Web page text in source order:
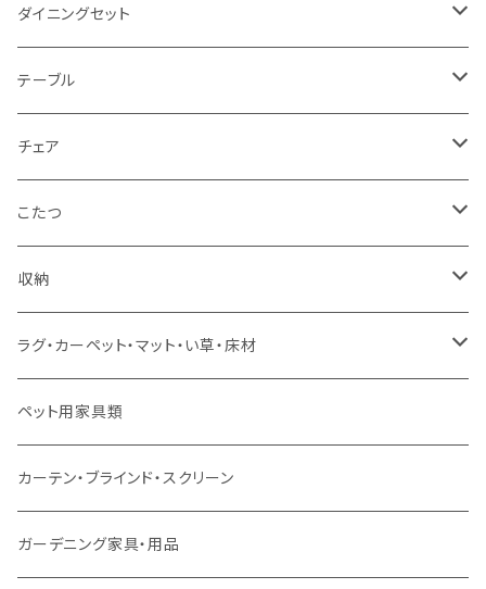
2人掛け
1人掛け
カウチソファ
コーナーソファ
ソファセット
スツール・オットマン
ソファ付属品
クッション・座椅子
シングルサイズ以下（フレームのみ）
セミダブルサイズ（フレームのみ）
ダブルサイズ（フレームのみ）
ワイドダブルサイズ以上（フレームのみ）
シングルサイズ以下（マットレス付）
セミダブルサイズ（マットレス付）
ダブルサイズ（マットレス付）
ダブルサイズ以上（マットレス付）
ロフトベッド
ダイニングセット
ダイニング3点セット以下
ダイニング4点セット
ダイニング5点・6点セット
ダイニング7点セット以上
テーブル
センターテーブル
ダイニングテーブル
カウンターテーブル
リフティングテーブル
サイドテーブル・コーヒーテーブル
デスク
チェア
ダイニングチェア
カウンターチェア
キッズチェア
オフィスチェア・ゲーミングチェア
ダイニングベンチ・スツール
こたつ
こたつテーブル
こたつ布団
コタツ・布団セット
収納
本棚・シェルフ
食器棚・収納庫
レンジ台・カウンター
ラック
ラグ・カーペット・マット・い草・床材
マット・フロアタイル
ラグ
カーペット
ペット用家具類
カーテン・ブラインド・スクリーン
ガーデニング家具・用品